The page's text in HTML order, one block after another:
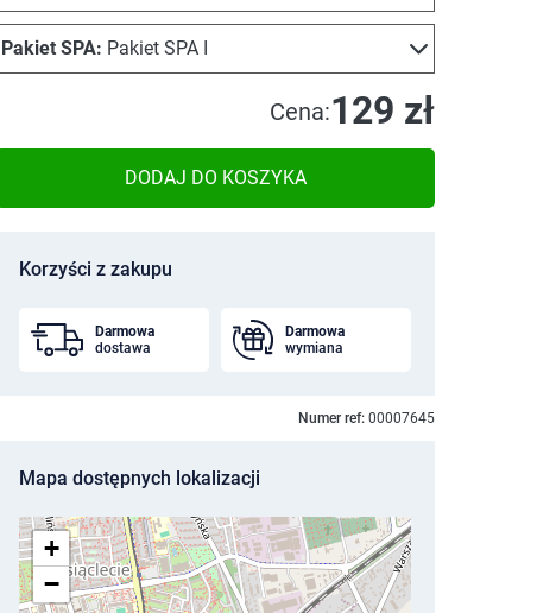
Pakiet SPA: Pakiet SPA I
Cena:129 zł
DODAJ DO KOSZYKA
Korzyści z zakupu
Darmowa
dostawa
Darmowa
wymiana
Numer ref: 00007645
Mapa dostępnych lokalizacji
+
−